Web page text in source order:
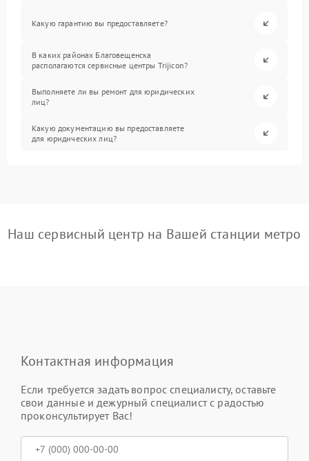
Какую гарантию вы предоставляете?
В каких районах Благовещенска
располагаются сервисные центры Trijicon?
Выполняете ли вы ремонт для юридических
лиц?
Какую документацию вы предоставляете
для юридических лиц?
Наш сервисный центр на Вашей станции метро
Контактная информация
Если требуется задать вопрос специалисту, оставьте
свои данные и дежурный специалист с радостью
проконсультирует Вас!